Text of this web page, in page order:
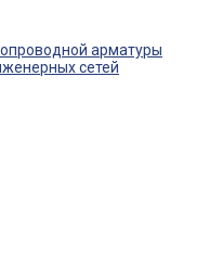
арматуры
сетей